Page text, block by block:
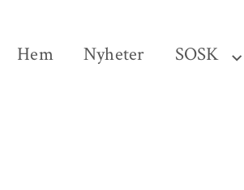
Hem Nyheter SOSK